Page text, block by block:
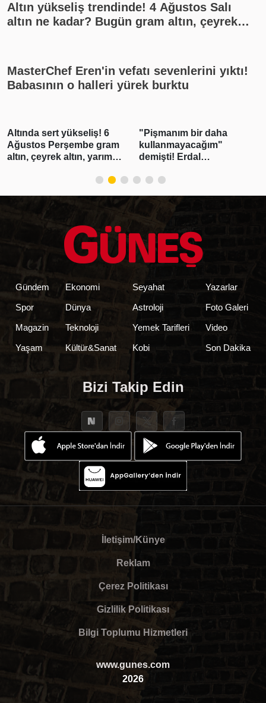
Altın yükseliş trendinde! 4 Ağustos Salı
altın ne kadar? Bugün gram altın, çeyrek
rakamları, canlı takip
MasterChef Eren'in vefatı sevenlerini yıktı!
Babasının o halleri yürek burktu
6
gram
yarım
"Pişmanım bir daha
kullanmayacağım"
demişti! Erdal
testi pozitif çıktı
Emekli maaş
zaman
yatırılacak?
Gündem
Spor
Magazin
Yaşam
Ekonomi
Dünya
Teknoloji
Kültür&Sanat
Seyahat
Astroloji
Yemek Tarifleri
Kobi
Yazarlar
Foto Galeri
Video
Son Dakika
Bizi Takip Edin
İletişim/Künye
Reklam
Çerez Politikası
Gizlilik Politikası
Bilgi Toplumu Hizmetleri
www.gunes.com
2026